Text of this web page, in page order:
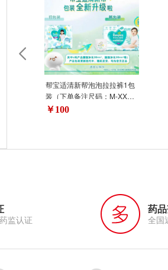
帮宝适清新帮泡泡拉拉裤1包
装（下单备注尺码：M-XXXL
尺码）含海南、新疆、西
￥100
监认证
药
全国